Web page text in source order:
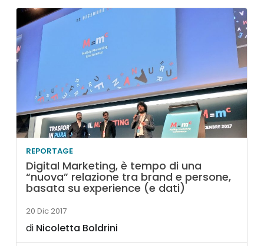
REPORTAGE
Digital Marketing, è tempo di una
“nuova” relazione tra brand e persone,
basata su experience (e dati)
20 Dic 2017
di Nicoletta Boldrini